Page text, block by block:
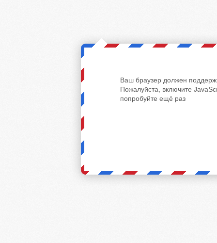
Ваш браузер должен
Пожалуйста, включите
попробуйте ещё раз